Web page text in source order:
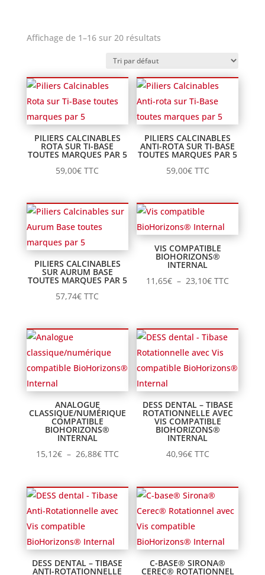
Affichage de 1–16 sur 20 résultats
PILIERS CALCINABLES
ROTA SUR TI-BASE
TOUTES MARQUES PAR 5
59,00€ TTC
PILIERS CALCINABLES
ANTI-ROTA SUR TI-BASE
TOUTES MARQUES PAR 5
59,00€ TTC
PILIERS CALCINABLES
SUR AURUM BASE
TOUTES MARQUES PAR 5
57,74€ TTC
VIS COMPATIBLE
BIOHORIZONS®
INTERNAL
11,65€ – 23,10€Plage
11,65€
à
23,10€
TTC
ANALOGUE
CLASSIQUE/NUMÉRIQUE
COMPATIBLE
BIOHORIZONS®
INTERNAL
15,12€ – 26,88€Plage
prix :
15,12€
à
TTC
DESS DENTAL – TIBASE
ROTATIONNELLE AVEC
VIS COMPATIBLE
BIOHORIZONS®
INTERNAL
40,96€ TTC
DESS DENTAL – TIBASE
ANTI-ROTATIONNELLE
C-BASE® SIRONA®
CEREC® ROTATIONNEL